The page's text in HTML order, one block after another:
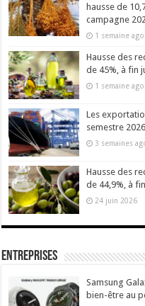
hausse de
campagne
1 semaine ago
Hausse des
de 45%, à fin
1 semaine ago
Les
semestre 2026
3 semaines
Hausse des
de 44,9%, à
24 juin 2026
Entreprises
Samsung
bien-être au